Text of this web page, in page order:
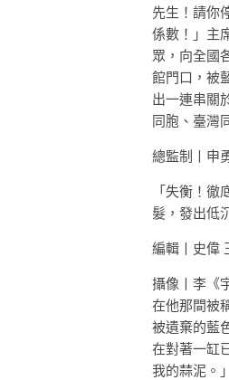
先生！請你
係數！」主
眾，向全國
館門口，被
出一連串關
同胞、臺灣
總監制丨申
「失衡！
髮，發出低
編輯丨史偉
攝像丨李《
在他那間被
被遺棄的藍
在對著一缸
我的蒜泥。